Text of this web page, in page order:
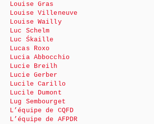
Louise Gras
Louise Villeneuve
Louise Wailly
Luc Schelm
Luc Śkaille
Lucas Roxo
Lucia Abbocchio
Lucie Breilh
Lucie Gerber
Lucile Carillo
Lucile Dumont
Lug Sembourget
L’équipe de CQFD
L’équipe de AFPDR